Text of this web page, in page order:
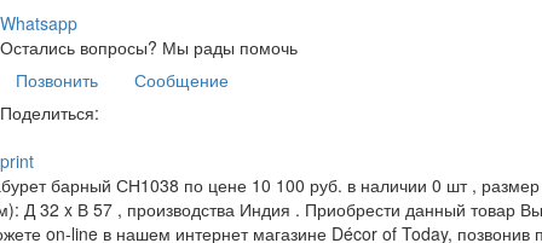
Whatsapp
Остались вопросы? Мы рады помочь
Позвонить
Сообщение
Поделиться:
print
барный СН1038 по цене 10 100 руб. в наличии 0 шт ,
Д 32 x В 57 , производства Индия . Приобрести данный товар Вы
on-line в нашем интернет магазине Décor of Today, позвонив